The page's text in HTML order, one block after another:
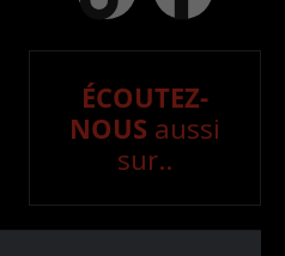
ÉCOUTEZ-
NOUS aussi
sur..